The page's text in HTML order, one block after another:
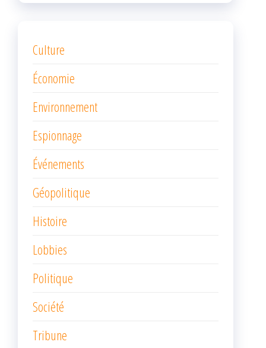
Culture
Économie
Environnement
Espionnage
Événements
Géopolitique
Histoire
Lobbies
Politique
Société
Tribune